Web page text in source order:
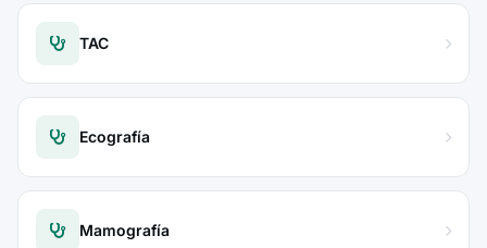
TAC
Ecografía
Mamografía